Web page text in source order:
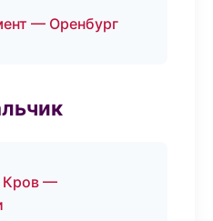
— Оренбург
Кров —